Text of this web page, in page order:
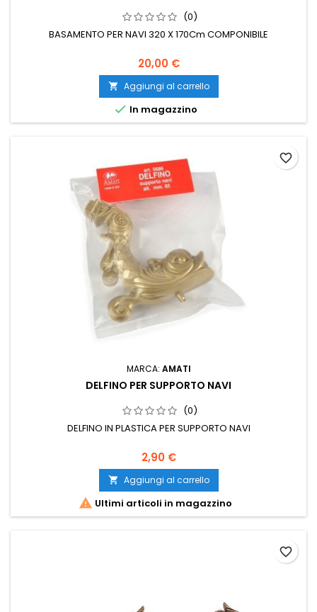
(0)
BASAMENTO PER NAVI 320 X 170Cm COMPONIBILE
20,00 €
 Aggiungi al carrello
 In magazzino
MARCA: AMATI
DELFINO PER SUPPORTO NAVI
(0)
DELFINO IN PLASTICA PER SUPPORTO NAVI
2,90 €
 Aggiungi al carrello
 Ultimi articoli in magazzino
favorite_border
favorite_border